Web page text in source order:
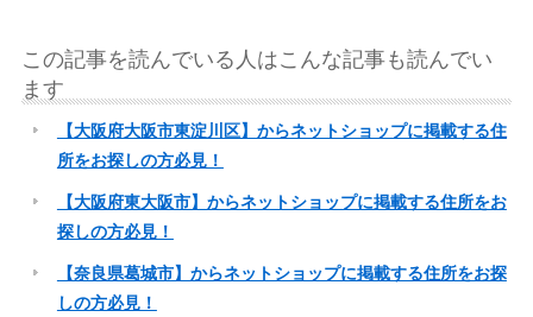
この記事を読んでいる人はこんな記事も読んでい
ます
【大阪府大阪市東淀川区】からネットショップに掲載する住
所をお探しの方必見！
【大阪府東大阪市】からネットショップに掲載する住所をお
探しの方必見！
【奈良県葛城市】からネットショップに掲載する住所をお探
しの方必見！